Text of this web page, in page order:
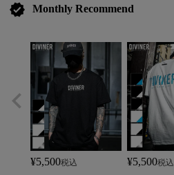
verified Monthly Recommend
¥5,500税込 ¥5,500税込